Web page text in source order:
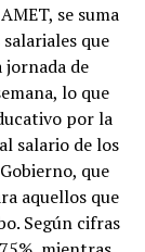
se suma
que
jornada de
lo que
por la
salario de los
que
aquellos que
Según cifras